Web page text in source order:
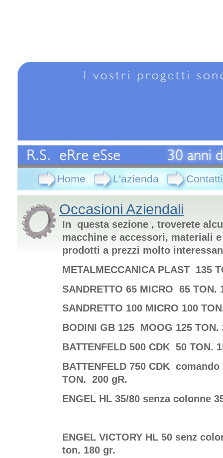
Home L'azienda Contatti
Occasioni Aziendali
In questa sezione , troverete
macchine e accessori, materiali
prodotti a prezzi molto
METALMECCANICA PLAST 135
SANDRETTO 65 MICRO 65 TON.
SANDRETTO 100 MICRO 100
BODINI GB 125 MOOG 125 TON.
BATTENFELD 500 CDK 50 TON.
BATTENFELD 750 CDK
TON. 200 gR.
ENGEL HL 35/80 senza colonne
ENGEL VICTORY HL 50 senz
ton. 180 gr.